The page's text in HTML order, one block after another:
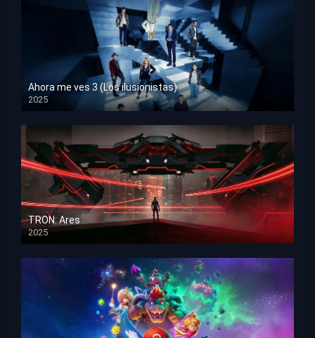
Ahora me ves 3 (Los ilusionistas)
2025
HD 1080p
TRON: Ares
2025
HD 1080p